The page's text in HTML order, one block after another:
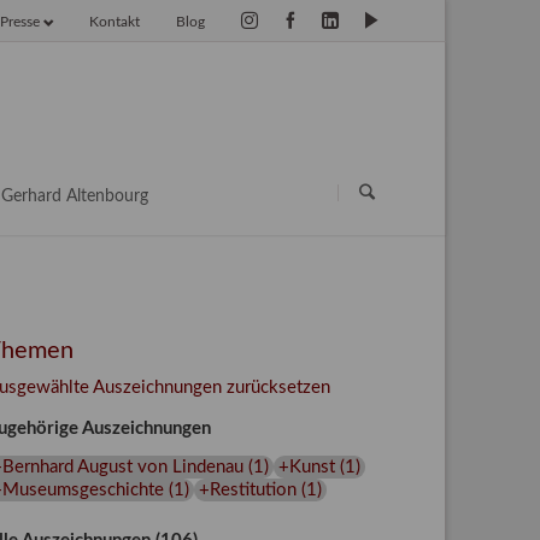
Blog
Kontakt
Presse
Gerhard Altenbourg
Auszeichnungen zurücksetzen
Auszeichnungen
August von Lindenau(1 ) +Kunst(1 )
(1 ) +Restitution(1 )